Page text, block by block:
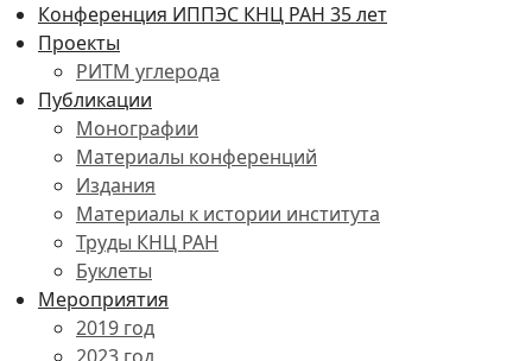
Конференция ИППЭС КНЦ РАН 35 лет
Проекты
РИТМ углерода
Публикации
Монографии
Материалы конференций
Издания
Материалы к истории института
Труды КНЦ РАН
Буклеты
Мероприятия
2019 год